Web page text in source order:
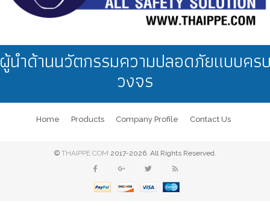
นำด้านนวัตกรรมความปลอดภัยแบบคร
วงจร
Home Products Company Profile Contact Us
© THAIPPE.COM 2017-2026. All Rights Reserved.